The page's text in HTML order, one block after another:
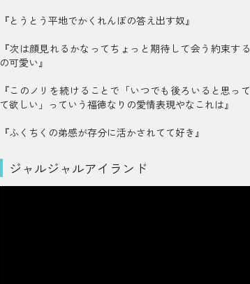
『とうとう平地でかくれんぼの答え出す奴』
『次は顔見れるかなってちょっと期待して会う約束する
の可愛い』
『このノリを続けることで「いつでも後ろいると思って
て欲しい」っていう福徳なりの愛情表現やなこれは』
『ふくちくの弟感が存分に活かされてて好き』
ジャルジャルアイランド